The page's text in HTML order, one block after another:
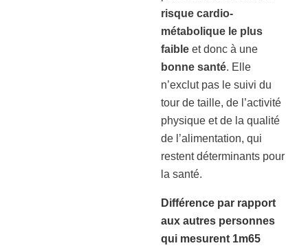
risque cardio-
métabolique le plus
faible et donc à une
bonne santé. Elle
n’exclut pas le suivi du
tour de taille, de l’activité
physique et de la qualité
de l’alimentation, qui
restent déterminants pour
la santé.
Différence par rapport
aux autres personnes
qui mesurent 1m65